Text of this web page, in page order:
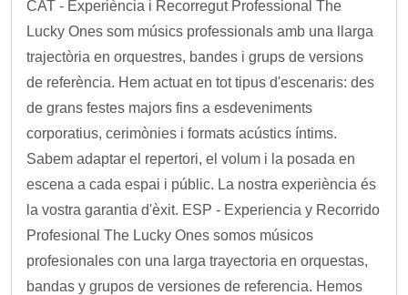
CAT - Experiència i Recorregut Professional The
Lucky Ones som músics professionals amb una llarga
trajectòria en orquestres, bandes i grups de versions
de referència. Hem actuat en tot tipus d'escenaris: des
de grans festes majors fins a esdeveniments
corporatius, cerimònies i formats acústics íntims.
Sabem adaptar el repertori, el volum i la posada en
escena a cada espai i públic. La nostra experiència és
la vostra garantia d'èxit. ESP - Experiencia y Recorrido
Profesional The Lucky Ones somos músicos
profesionales con una larga trayectoria en orquestas,
bandas y grupos de versiones de referencia. Hemos